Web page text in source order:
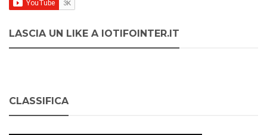
LASCIA UN LIKE A IOTIFOINTER.IT
CLASSIFICA